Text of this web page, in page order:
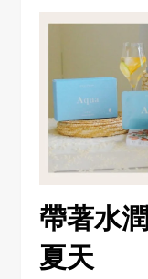
帶著水
夏天